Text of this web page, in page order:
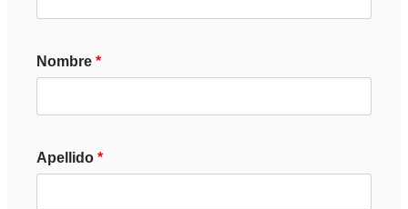
Nombre
Apellido